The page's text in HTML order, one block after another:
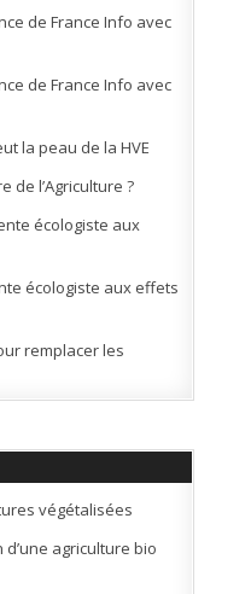
de France Info avec
de France Info avec
la peau de la HVE
de l’Agriculture ?
écologiste aux
écologiste aux effets
remplacer les
végétalisées
agriculture bio